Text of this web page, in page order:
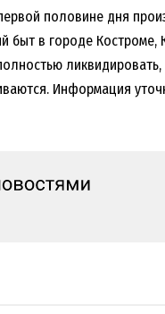
половине дня
в городе Костроме,
Информация